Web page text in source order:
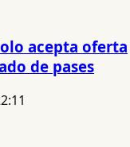
acepta oferta
de pases